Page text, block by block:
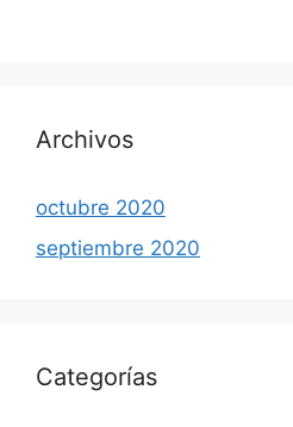
Archivos
octubre 2020
septiembre 2020
Categorías